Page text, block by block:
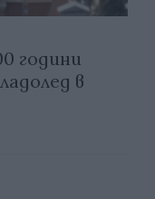
години
в